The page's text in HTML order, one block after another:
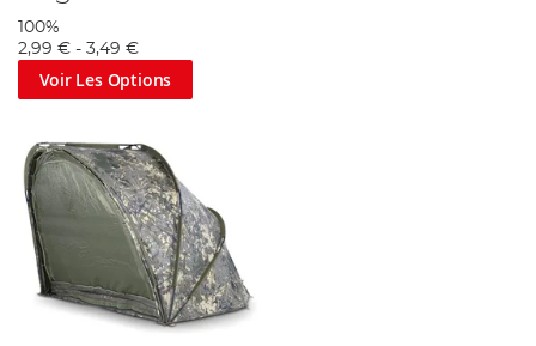
100%
2,99 € - 3,49 €
Voir Les Options